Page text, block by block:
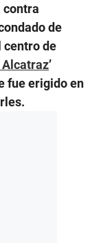
contra
de
centro de
’
fue erigido en